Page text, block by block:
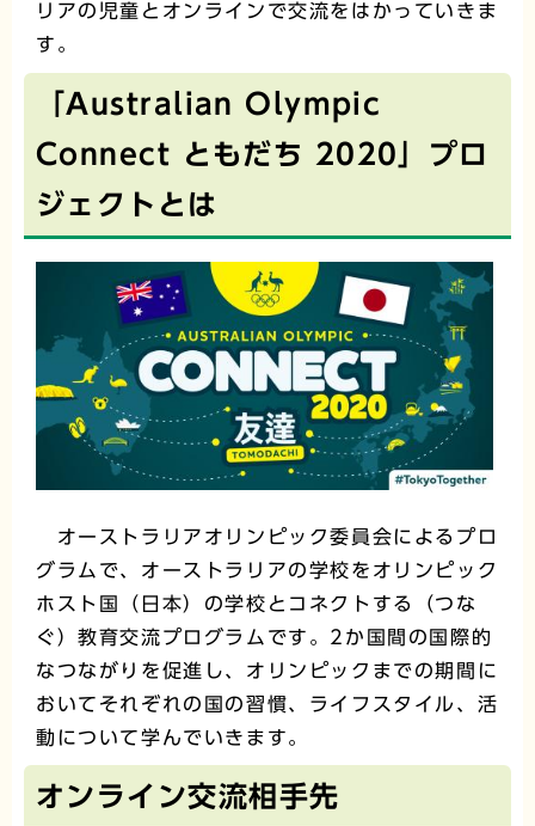
リアの児童とオンラインで交流をはかっていきま
す。
「Australian Olympic
Connect ともだち 2020」プロ
ジェクトとは
オーストラリアオリンピック委員会によるプロ
グラムで、オーストラリアの学校をオリンピック
ホスト国（日本）の学校とコネクトする（つな
ぐ）教育交流プログラムです。2か国間の国際的
なつながりを促進し、オリンピックまでの期間に
おいてそれぞれの国の習慣、ライフスタイル、活
動について学んでいきます。
オンライン交流相手先